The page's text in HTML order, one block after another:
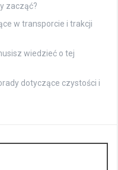
zacząć?
w transporcie i trakcji
wiedzieć o tej
dotyczące czystości i